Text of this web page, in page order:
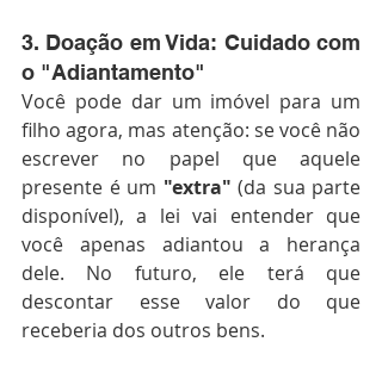
3. Doação em Vida: Cuidado com
o "Adiantamento"
Você pode dar um imóvel para um
filho agora, mas atenção: se você não
escrever no papel que aquele
presente é um "extra" (da sua parte
disponível), a lei vai entender que
você apenas adiantou a herança
dele. No futuro, ele terá que
descontar esse valor do que
receberia dos outros bens.